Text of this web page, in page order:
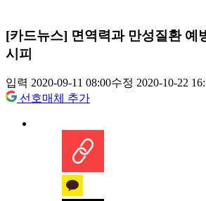
[카드뉴스] 면역력과 만성질환 예
시피
입력 2020-09-11 08:00수정 2020-10-22
선호매체 추가